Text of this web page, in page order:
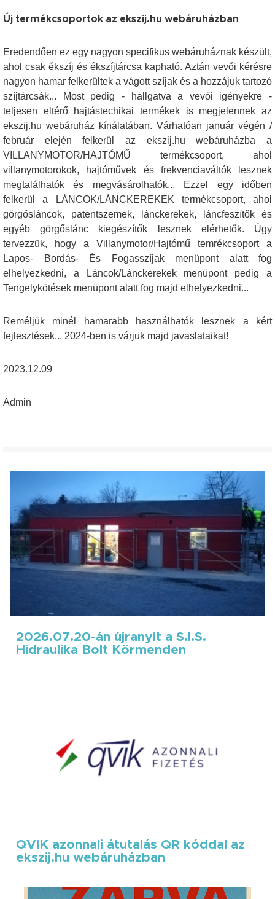
Új termékcsoportok az ekszij.hu webáruházban
Eredendően ez egy nagyon specifikus webáruháznak készült,
ahol csak ékszíj és ékszíjtárcsa kapható. Aztán vevői kérésre
nagyon hamar felkerültek a vágott szíjak és a hozzájuk tartozó
szíjtárcsák... Most pedig - hallgatva a vevői igényekre -
teljesen eltérő hajtástechikai termékek is megjelennek az
ekszij.hu webáruház kínálatában. Várhatóan január végén /
február elején felkerül az ekszij.hu webáruházba a
VILLANYMOTOR/HAJTÓMŰ termékcsoport, ahol
villanymotorokok, hajtóművek és frekvenciaváltók lesznek
megtalálhatók és megvásárolhatók... Ezzel egy időben
felkerül a LÁNCOK/LÁNCKEREKEK termékcsoport, ahol
görgősláncok, patentszemek, lánckerekek, láncfeszítők és
egyéb görgőslánc kiegészítők lesznek elérhetők. Úgy
tervezzük, hogy a Villanymotor/Hajtómű temrékcsoport a
Lapos- Bordás- És Fogasszíjak menüpont alatt fog
elhelyezkedni, a Láncok/Lánckerekek menüpont pedig a
Tengelykötések menüpont alatt fog majd elhelyezkedni...
Reméljük minél hamarabb használhatók lesznek a kért
fejlesztések... 2024-ben is várjuk majd javaslataikat!
2023.12.09
Admin
2026.07.20-án újranyit a S.I.S.
Hidraulika Bolt Körmenden
QVIK azonnali átutalás QR kóddal az
ekszij.hu webáruházban